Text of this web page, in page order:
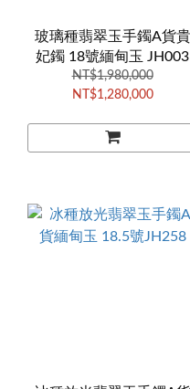
玻璃種翡翠玉手鐲A貨貴
妃鐲 18號緬甸玉 JH003
NT$1,980,000
NT$1,280,000